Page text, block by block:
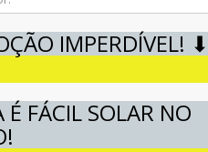
IMPERDÍVEL! ⬇
É FÁCIL SOLAR NO